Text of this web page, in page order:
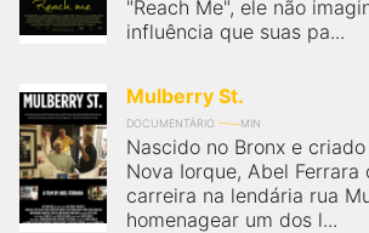
"Reach Me", ele não
influência que suas pa...
Mulberry St.
DOCUMENTÁRIO MIN
Nascido no Bronx e
Nova Iorque, Abel Ferrara
carreira na lendária rua
homenagear um dos l...